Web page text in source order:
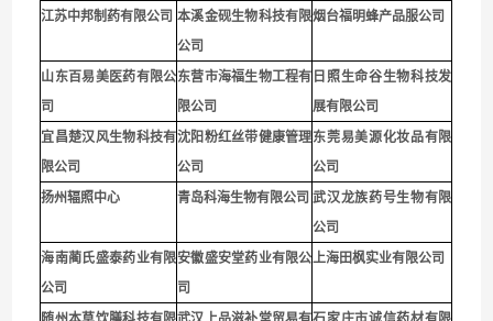
江苏中邦制药有限公司 本溪金砚生物科技有限
公司
烟台福明蜂产品服公司
山东百易美医药有限公
司
东营市海福生物工程有
限公司
日照生命谷生物科技发
展有限公司
宜昌楚汉风生物科技有
限公司
沈阳粉红丝带健康管理
公司
东莞易美源化妆品有限
公司
扬州辐照中心
青岛科海生物有限公司 武汉龙族药号生物有限
公司
海南蔺氏盛泰药业有限
公司
安徽盛安堂药业有限公
司
上海田枫实业有限公司